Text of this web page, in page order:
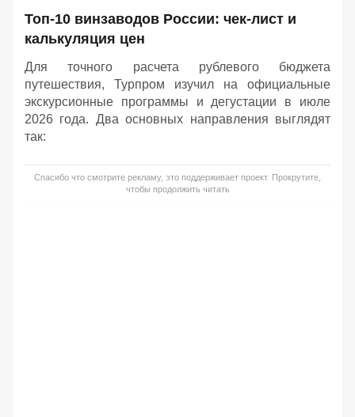
Топ-10 винзаводов России: чек-лист и
калькуляция цен
Для точного расчета рублевого бюджета
путешествия, Турпром изучил на официальные
экскурсионные программы и дегустации в июле
2026 года. Два основных направления выглядят
так:
Спасибо что смотрите рекламу, это поддерживает проект. Прокрутите,
чтобы продолжить читать